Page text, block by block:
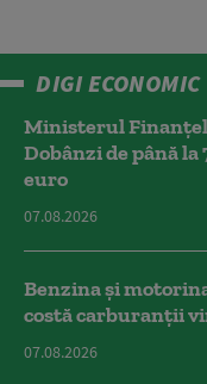
DIGI ECONOMIC
Ministerul
Dobânzi de până
euro
07.08.2026
Benzina și
costă carburanții
07.08.2026